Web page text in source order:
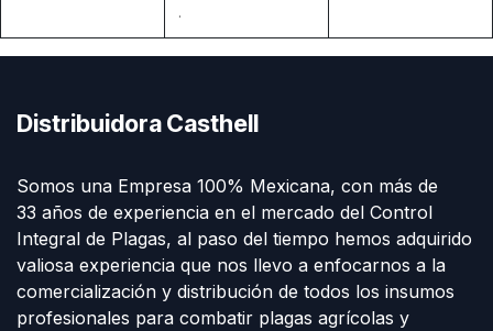
.
Distribuidora Casthell
Somos una Empresa 100% Mexicana, con más de
33 años de experiencia en el mercado del Control
Integral de Plagas, al paso del tiempo hemos adquirido
valiosa experiencia que nos llevo a enfocarnos a la
comercialización y distribución de todos los insumos
profesionales para combatir plagas agrícolas y